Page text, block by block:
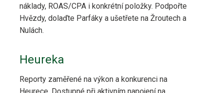
náklady, ROAS/CPA i konkrétní položky. Podpořte
Hvězdy, dolaďte Parfáky a ušetřete na Žroutech a
Nulách.
Heureka
Reporty zaměřené na výkon a konkurenci na